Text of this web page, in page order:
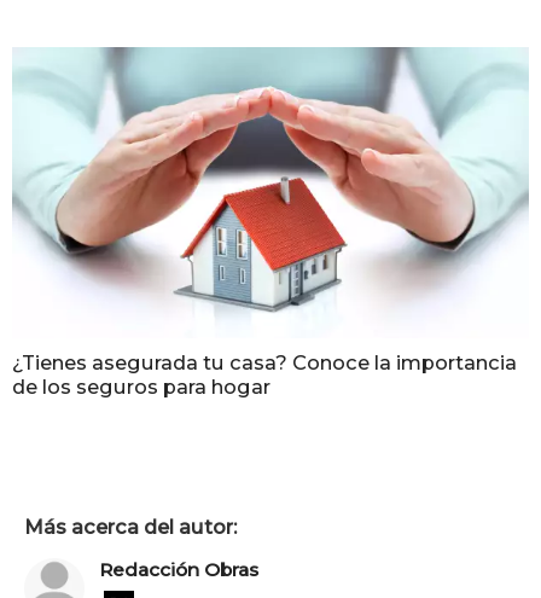
¿Tienes asegurada tu casa? Conoce la importancia
de los seguros para hogar
Más acerca del autor:
Redacción Obras